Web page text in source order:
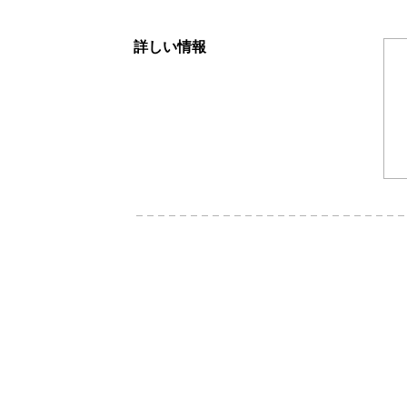
詳しい情報